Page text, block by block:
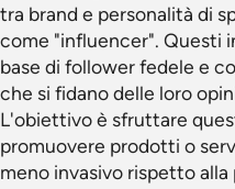
tra brand e personalità di
come "influencer". Questi
base di follower fedele e
che si fidano delle loro
L'obiettivo è sfruttare
promuovere prodotti o
meno invasivo rispetto